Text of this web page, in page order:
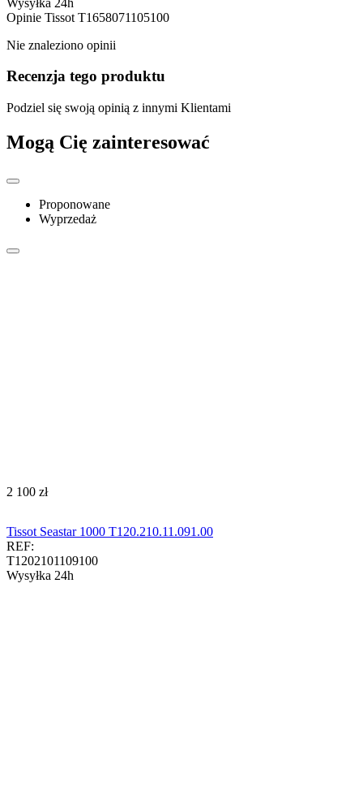
Opinie Tissot T1658071105100
Nie znaleziono opinii
Recenzja tego produktu
Podziel się swoją opinią z innymi Klientami
Mogą Cię zainteresować
Proponowane
Wyprzedaż
‍2 100‍ zł
Tissot Seastar 1000 T120.210.11.091.00
REF:
T1202101109100
Wysyłka 24h